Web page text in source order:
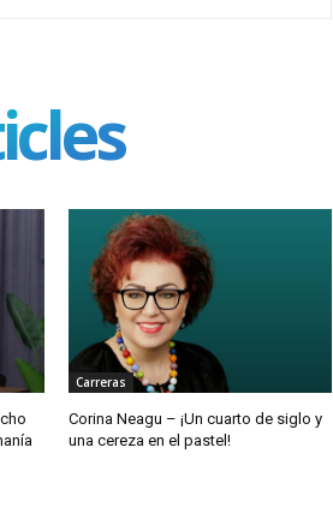
Carreras
Corina Neagu – ¡Un cuarto de siglo y
una cereza en el pastel!